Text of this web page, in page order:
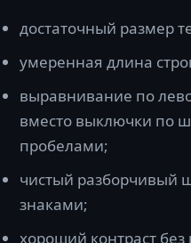
достаточный размер
умеренная длина
выравнивание по
вместо выключки по
пробелами;
чистый разборчивый
знаками;
хороший контраст